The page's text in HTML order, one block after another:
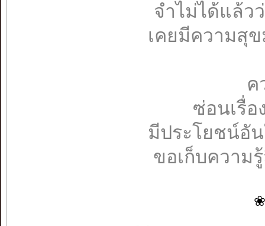
จำไม่ได้แล้ว
เคยมีความสุ
ค
ซ่อนเรื่อ
มีประโยชน์อั
ขอเก็บความ